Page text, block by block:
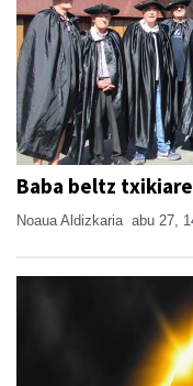
Baba beltz
Noaua Aldizkaria abu 27,